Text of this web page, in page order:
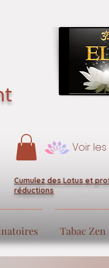
Voir
Cumulez des Lotus et
réductions
Tabac Zen